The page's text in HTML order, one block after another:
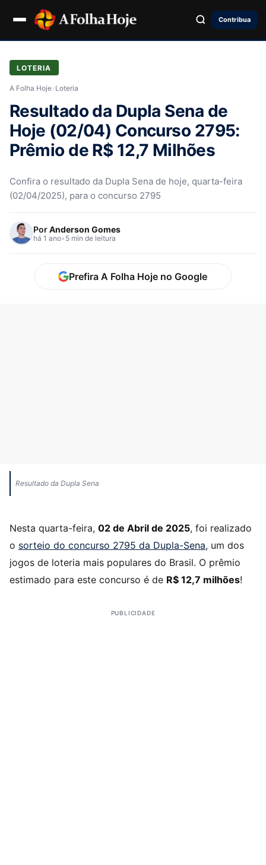
Contribua
LOTERIA
A Folha Hoje› Loteria
Resultado da Dupla Sena de
Hoje (02/04) Concurso 2795:
Prêmio de R$ 12,7 Milhões
Confira o resultado da Dupla Sena de hoje, quarta-feira
(02/04/2025), para o concurso 2795
PorAnderson Gomes
há 1 ano• 5 min de leitura
Prefira A Folha Hoje no Google
Resultado da Dupla Sena
Nesta quarta-feira, 02 de Abril de 2025, foi realizado
o sorteio do concurso 2795 da Dupla-Sena, um dos
jogos de loteria mais populares do Brasil. O prêmio
estimado para este concurso é de R$ 12,7 milhões!
PUBLICIDADE